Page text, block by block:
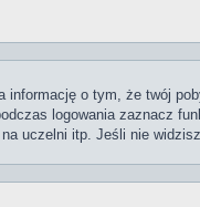
informację o tym, że twój
logowania zaznacz
uczelni itp. Jeśli nie